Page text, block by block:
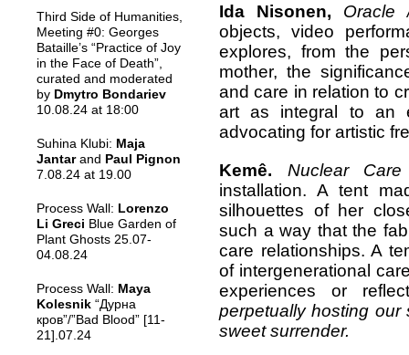
Third Side of Humanities,
Meeting #0: Georges
Bataille’s “Practice of Joy
in the Face of Death”,
curated and moderated
by Dmytro Bondariev
10.08.24 at 18:00
Suhina Klubi: Maja
Jantarand Paul Pignon
7.08.24 at 19.00
Process Wall: Lorenzo
Li Greci Blue Garden of
Plant Ghosts 25.07-
04.08.24
Process Wall: Maya
Kolesnik “Дурна
кров”/”Bad Blood” [11-
21].07.24
Ida Nisonen,
objects, video
explores, from the
mother, the
and care in relation to
art as integral to an
advocating for artistic
Kemê.
Nuclear
installation. A tent
silhouettes of her
such a way that the
care relationships. A
of intergenerational
experiences or
perpetually hosting our
sweet surrender.